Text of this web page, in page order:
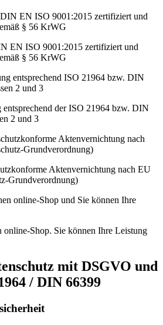
EN ISO 9001:2015 zertifiziert und
§ 56 KrWG
der ISO 21964 bzw. DIN
2 und 3
Aktenvernichtung nach EU
Grundverordnung)
Shop. Sie können Ihre Leistung
mit DSGVO und
/ DIN 66399